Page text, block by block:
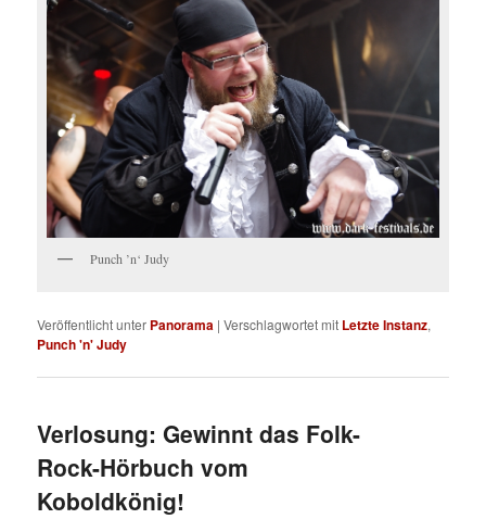
Punch ’n‘ Judy
Veröffentlicht unter Panorama |Verschlagwortet mit Letzte Instanz,
Punch 'n' Judy
Verlosung: Gewinnt das Folk-
Rock-Hörbuch vom
Koboldkönig!